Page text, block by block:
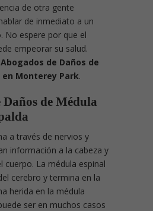
de otra gente
de inmediato a un
No espere por que el
empeorar su salud.
Abogados de Daños de
en Monterey Park.
Daños de Médula
a través de nervios y
información a la cabeza y
cuerpo. La médula espinal
cerebro y termina en la
herida en la médula
ser en muchos casos